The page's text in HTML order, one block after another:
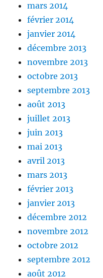
mars 2014
février 2014
janvier 2014
décembre 2013
novembre 2013
octobre 2013
septembre 2013
août 2013
juillet 2013
juin 2013
mai 2013
avril 2013
mars 2013
février 2013
janvier 2013
décembre 2012
novembre 2012
octobre 2012
septembre 2012
août 2012